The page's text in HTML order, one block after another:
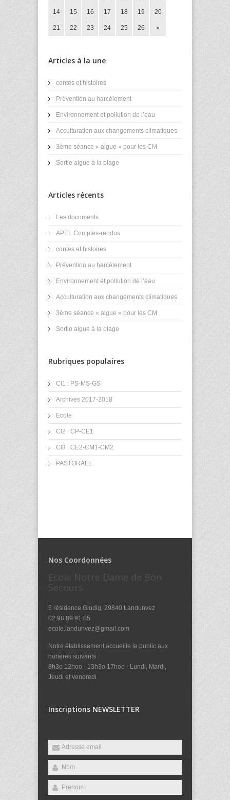
14 15 16 17 18 19 20
21 22 23 24 25 26 »
Articles à la une
contes et histoires
Prévention au harcèlement
Environnement et pollution de l’eau
Acculturation aux changements climatiques
3ème séance « algue » pour les CM
Sortie algue à la plage
Articles récents
Les documents
APEL Comptes-rendus
contes et histoires
Prévention au harcèlement
Environnement et pollution de l’eau
Acculturation aux changements climatiques
3ème séance « algue » pour les CM
Sortie algue à la plage
Rubriques populaires
Cl1 : PS-MS-GS
Archives 2017-2018
Ecole
Cl2 : CP-CE1
Cl3 : CE2-CM1-CM2
PASTORALE
Nos Coordonnées
Ecole Notre Dame de Bon
Secours
5 résidence Gludig, 29840 Landunvez
02.98.89.91.05
ecole.landunvez@gmail.com
Notre établissement accueille le public aux
horaires suivants :
8h3o 12hoo - 13h3o 17hoo - Lundi, Mardi,
Jeudi et vendredi
Inscriptions NEWSLETTER